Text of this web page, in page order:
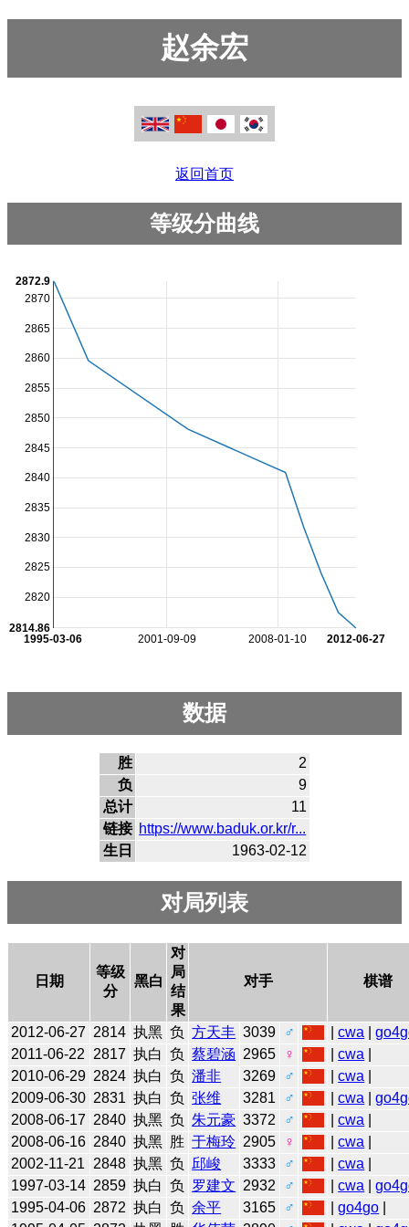
赵余宏
返回首页
等级分曲线
2001-09-09 2008-01-10
1995-03-06 2012-06-27
2820
2825
2830
2835
2840
2845
2850
2855
2860
2865
2870
2814.86
2872.9
数据
胜
2
负
9
总计
11
链接 https://www.baduk.or.kr/r...
生日
1963-02-12
对局列表
日期
等级
分
黑白
对
局
结
果
对手 棋谱
2012-06-27 2814 执黑 负 方天丰 3039 ♂ |cwa |
2011-06-22
2817 执白 负 蔡碧涵 2965 ♀ |cwa
2010-06-29 2824 执白 负 潘非 3269 ♂ |cwa
2009-06-30 2831 执白 负 张维 3281 ♂ |cwa |
2008-06-17 2840 执黑 负 朱元豪 3372 ♂ |cwa
2008-06-16 2840 执黑 胜 于梅玲 2905 ♀ |cwa
2002-11-21
2848 执黑 负 邱峻 3333 ♂ |cwa
1997-03-14 2859 执白 负 罗建文 2932 ♂ |cwa |
1995-04-06 2872 执白 负 余平 3165 ♂ |go4go